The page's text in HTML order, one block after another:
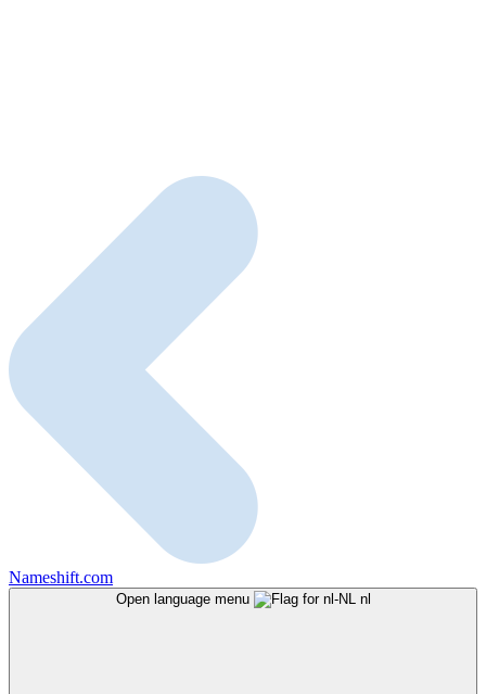
Nameshift.com
Open language menu nl